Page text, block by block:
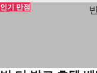
인기 만점